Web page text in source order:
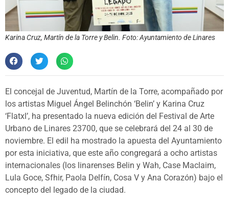
Karina Cruz, Martín de la Torre y Belin. Foto: Ayuntamiento de Linares
El concejal de Juventud, Martín de la Torre, acompañado por
los artistas Miguel Ángel Belinchón ‘Belin’ y Karina Cruz
‘Flatxl’, ha presentado la nueva edición del Festival de Arte
Urbano de Linares 23700, que se celebrará del 24 al 30 de
noviembre. El edil ha mostrado la apuesta del Ayuntamiento
por esta iniciativa, que este año congregará a ocho artistas
internacionales (los linarenses Belin y Wah, Case Maclaim,
Lula Goce, Sfhir, Paola Delfín, Cosa V y Ana Corazón) bajo el
concepto del legado de la ciudad.